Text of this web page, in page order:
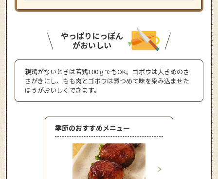
やっぱりにっぽん
がおいしい
親鶏がないときは若鶏100ｇでもOK。ゴボウは大きめのさ
さがきにし、もも肉とゴボウは煮つめて味を染み込ませた
ほうがおいしくできます。
季節のおすすめメニュー